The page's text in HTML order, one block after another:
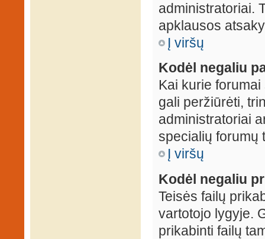
administratoriai.
apklausos
Į viršų
Kodėl negaliu
Kai kurie
gali peržiūrėti,
administratoriai
specialių forumų
Į viršų
Kodėl negaliu
Teisės failų
vartotojo lygyje.
prikabinti failų